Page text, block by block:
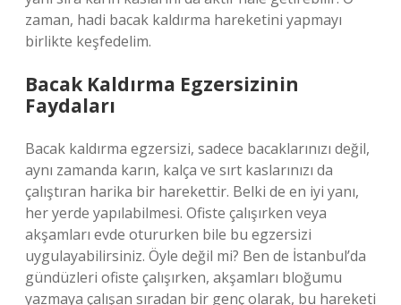
zaman, hadi bacak kaldırma hareketini yapmayı
birlikte keşfedelim.
Bacak Kaldırma Egzersizinin
Faydaları
Bacak kaldırma egzersizi, sadece bacaklarınızı değil,
aynı zamanda karın, kalça ve sırt kaslarınızı da
çalıştıran harika bir harekettir. Belki de en iyi yanı,
her yerde yapılabilmesi. Ofiste çalışırken veya
akşamları evde otururken bile bu egzersizi
uygulayabilirsiniz. Öyle değil mi? Ben de İstanbul’da
gündüzleri ofiste çalışırken, akşamları bloğumu
yazmaya çalışan sıradan bir genç olarak, bu hareketi